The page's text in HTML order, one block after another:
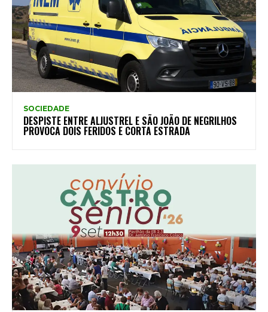
SOCIEDADE
DESPISTE ENTRE ALJUSTREL E SÃO JOÃO DE NEGRILHOS
PROVOCA DOIS FERIDOS E CORTA ESTRADA